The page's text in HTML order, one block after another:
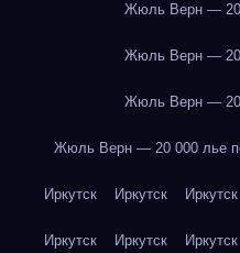
Жюль Верн — 20
Жюль Верн — 20
Жюль Верн — 20
Жюль Верн — 20 000 лье
Иркутск Иркутск Иркутск
Иркутск Иркутск Иркутск